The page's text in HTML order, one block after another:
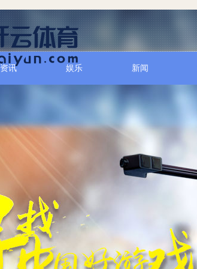
资讯 娱乐 新闻